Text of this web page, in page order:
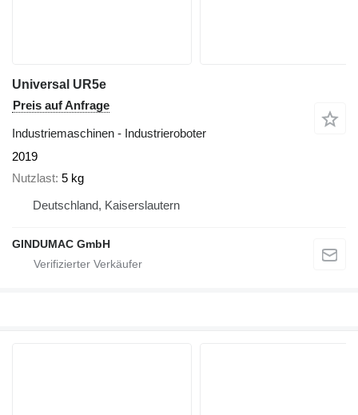
Universal UR5e
Preis auf Anfrage
Industriemaschinen - Industrieroboter
2019
Nutzlast 5 kg
Deutschland, Kaiserslautern
GINDUMAC GmbH